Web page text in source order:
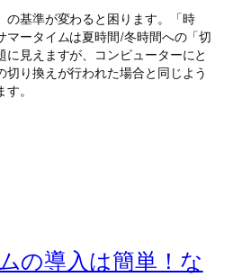
の基準が変わると困ります。「時
マータイムは夏時間/冬時間への「切
に見えますが、コンピューターにと
切り換えが行われた場合と同じよう
。
の導入は簡単！な